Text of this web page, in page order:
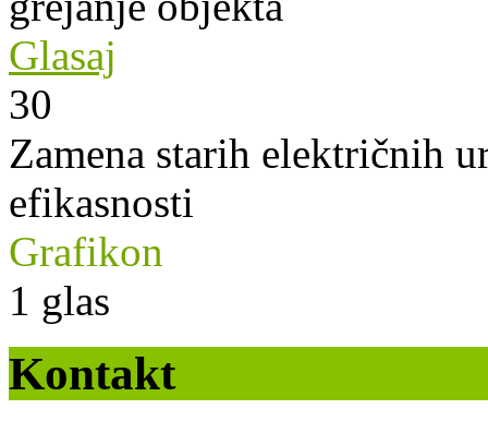
Glasaj
30
Zamena starih električnih
efikasnosti
Grafikon
1 glas
Kontakt